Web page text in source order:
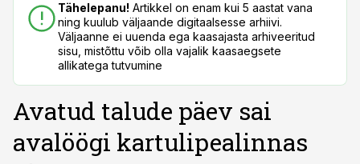
Tähelepanu! Artikkel on enam kui 5 aastat vana
ning kuulub väljaande digitaalsesse arhiivi.
Väljaanne ei uuenda ega kaasajasta arhiveeritud
sisu, mistõttu võib olla vajalik kaasaegsete
allikatega tutvumine
Avatud talude päev sai
avalöögi kartulipealinnas